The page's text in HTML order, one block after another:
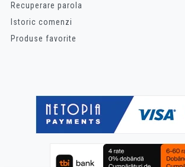
Recuperare parola
Istoric comenzi
Produse favorite